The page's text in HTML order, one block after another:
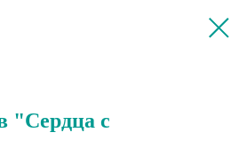
"Сердца с